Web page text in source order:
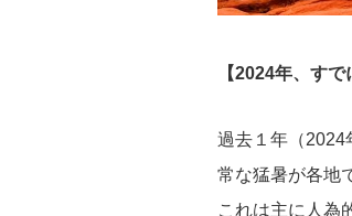
【2024年、す
過去１年（
常な猛暑が各地
これは主に人為